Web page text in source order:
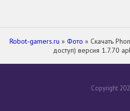
Robot-gamers.ru » Фото » Скачать
доступ) версия 1.7.70
Copyright